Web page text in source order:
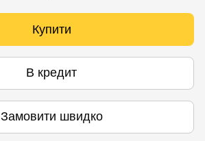
Купити
В кредит
Замовити швидко